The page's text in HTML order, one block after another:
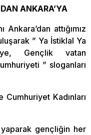
ANKARA’YA
Ankara’dan attığımız
” Ya İstiklal Ya
Gençlik vatan
” sloganları
Kadınları
gençliğin her